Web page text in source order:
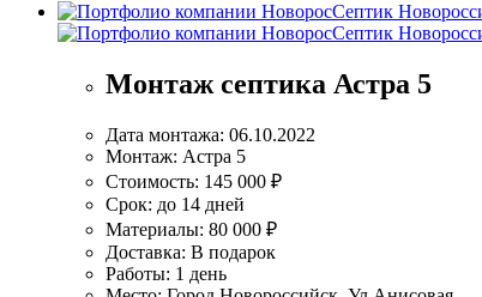
Монтаж септика Астра 5
Дата монтажа: 06.10.2022
Монтаж: Астра 5
Стоимость: 145 000 ₽
Срок: до 14 дней
Материалы: 80 000 ₽
Доставка: В подарок
Работы: 1 день